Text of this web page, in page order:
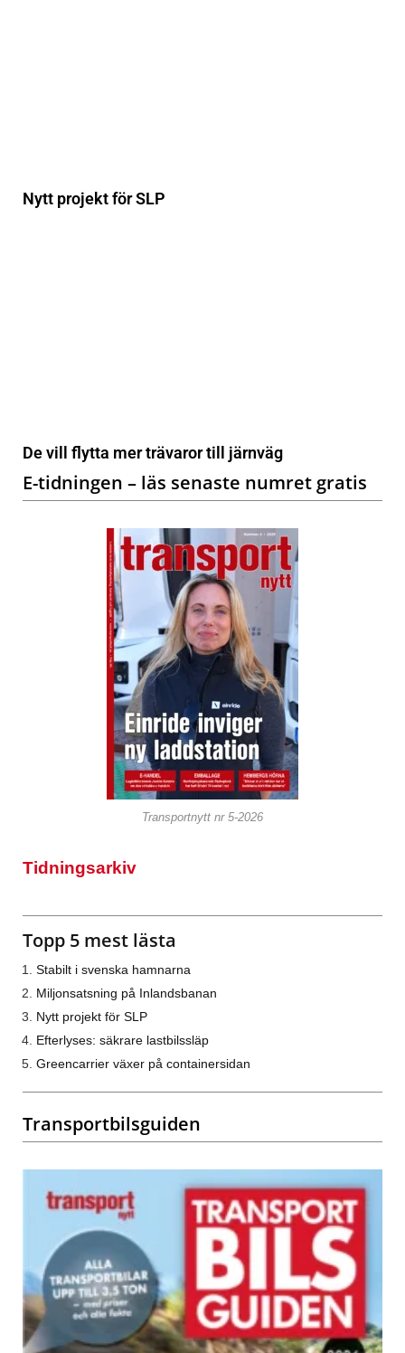
Nytt projekt för SLP
De vill flytta mer trävaror till järnväg
E-tidningen – läs senaste numret gratis
Transportnytt nr 5-2026
Tidningsarkiv
Topp 5 mest lästa
Stabilt i svenska hamnarna
Miljonsatsning på Inlandsbanan
Nytt projekt för SLP
Efterlyses: säkrare lastbilssläp
Greencarrier växer på containersidan
Transportbilsguiden